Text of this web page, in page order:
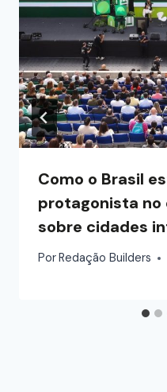
Como o Brasil
protagonista no
sobre cidades
PorRedação Builders